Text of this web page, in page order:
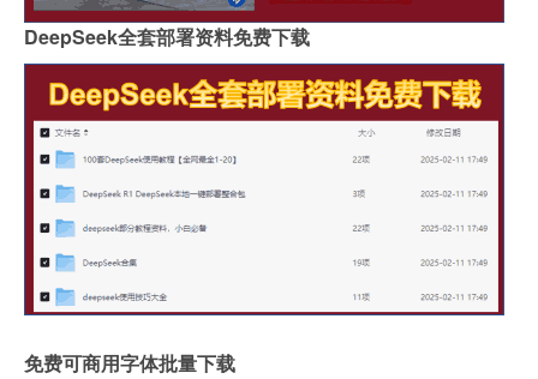
DeepSeek全套部署资料免费下载
免费可商用字体批量下载